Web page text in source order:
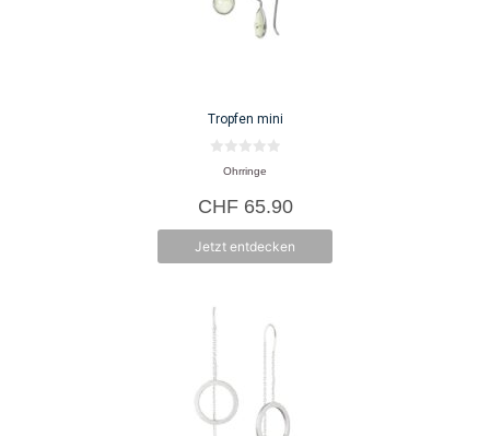
Tropfen mini
n
5
Ohrringe
CHF65.90
Jetzt entdecken